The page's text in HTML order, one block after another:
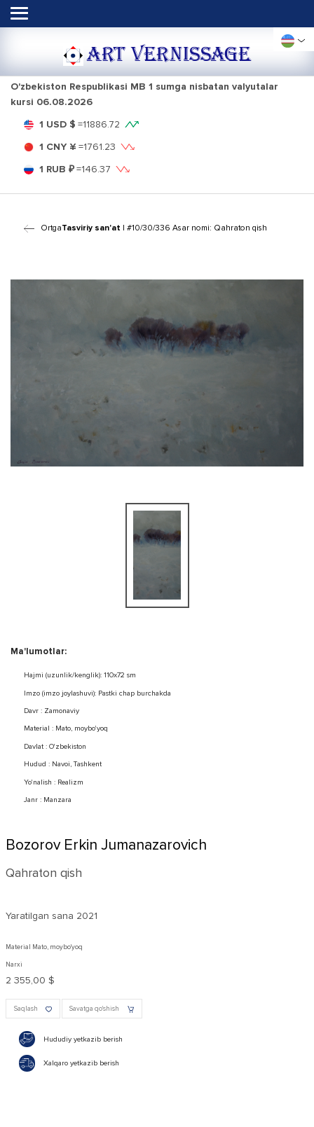
ART VERNISSAGE
O'zbekiston Respublikasi MB 1 sumga nisbatan valyutalar
kursi 06.08.2026
1 USD $ =11886.72
1 CNY ¥ =1761.23
1 RUB ₽=146.37
OrtgaTasviriy san'at | #10/30/336 Asar nomi: Qahraton qish
Ma'lumotlar:
Hajmi (uzunlik/kenglik): 110x72 sm
Imzo (imzo joylashuvi): Pastki chap burchakda
Davr : Zamonaviy
Material : Mato, moybo'yoq
Davlat : O'zbekiston
Hudud : Navoi, Tashkent
Yo'nalish : Realizm
Janr : Manzara
Bozorov Erkin Jumanazarovich
Qahraton qish
Yaratilgan sana 2021
Material Mato, moybo'yoq
Narxi
2 355,00 $
Saqlash Savatga qo'shish
Hududiy yetkazib berish
Xalqaro yetkazib berish